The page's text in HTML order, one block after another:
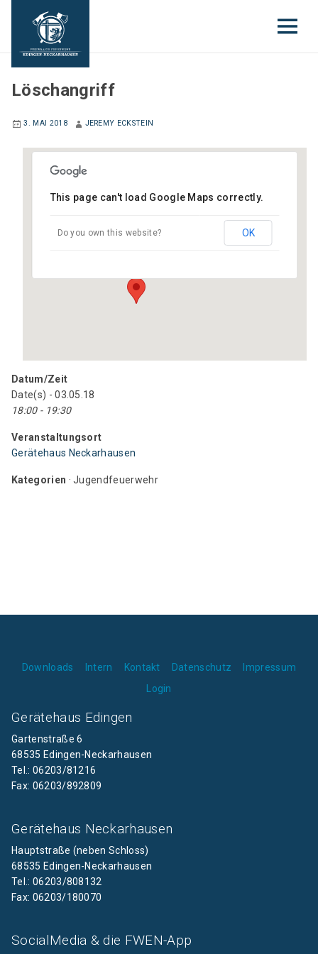
JUGENDFEUERWEHR
Löschangriff
3. MAI 2018 JEREMY ECKSTEIN
Hauptstraße (neben Schloss) - Edingen-
Neckarhausen
This page can't load Google Maps correctly.
Do you own this website? OK
Datum/Zeit
Date(s) - 03.05.18
18:00 - 19:30
Veranstaltungsort
Gerätehaus Neckarhausen
Kategorien · Jugendfeuerwehr
Downloads Intern Kontakt Datenschutz
Impressum
Login
Gerätehaus Edingen
Gartenstraße 6
68535 Edingen-Neckarhausen
Tel.: 06203/81216
Fax: 06203/892809
Gerätehaus Neckarhausen
Hauptstraße (neben Schloss)
68535 Edingen-Neckarhausen
Tel.: 06203/808132
Fax: 06203/180070
SocialMedia & die FWEN-App